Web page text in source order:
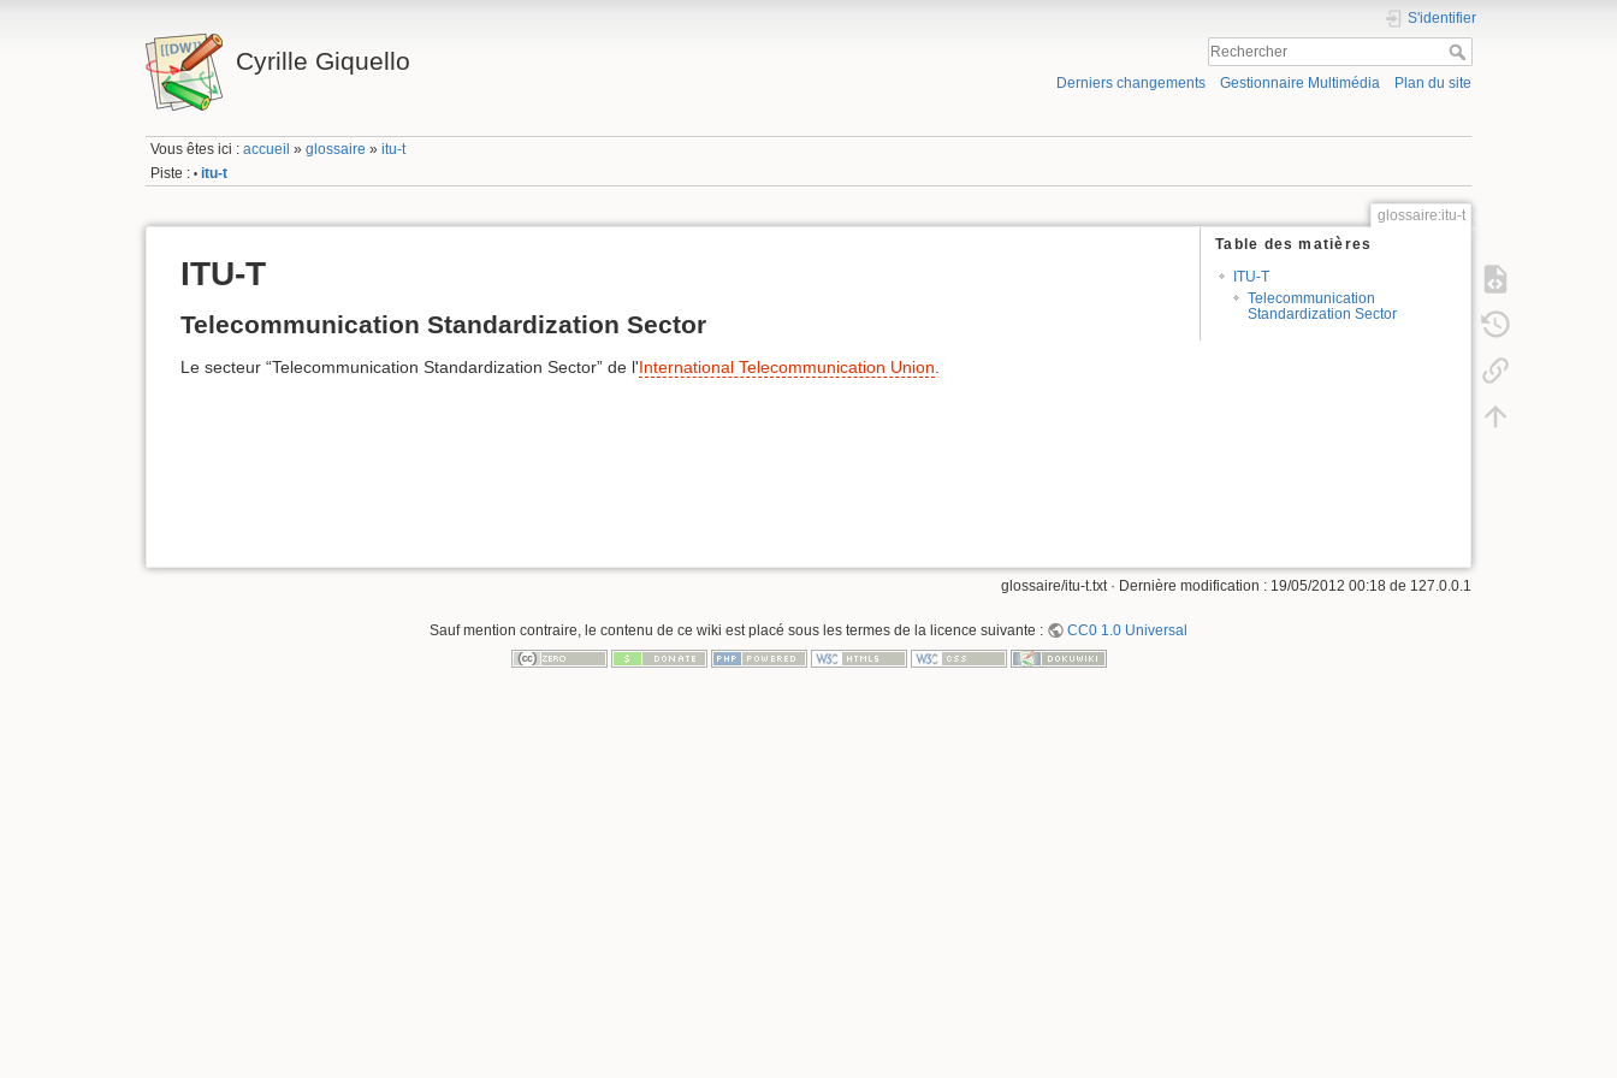
Cyrille Giquello
S'identifier
Derniers changements Gestionnaire Multimédia Plan du site
Vous êtes ici :accueil »glossaire »itu-t
Piste : • itu-t
glossaire:itu-t
Table des matières
ITU-T
Telecommunication
Standardization Sector
ITU-T
Telecommunication Standardization Sector
Le secteur “Telecommunication Standardization Sector” de l'International Telecommunication Union
glossaire/itu-t.txt· Dernière modification : 19/05/2012 00:18 de 127.0.0.1
Sauf mention contraire, le contenu de ce wiki est placé sous les termes de la licence suivante : CC0 1.0 Universal